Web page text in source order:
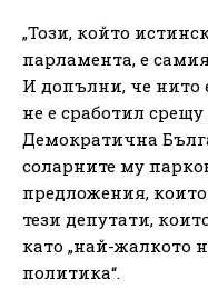
„Този, който
парламента, е
И допълни, че нито
не е сработил
Демократична
соларните му
предложения,
тези депутати,
като „най-жалкото
политика“.